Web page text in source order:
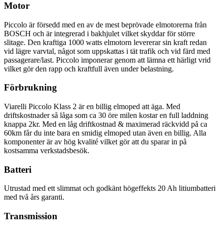
Motor
Piccolo är försedd med en av de mest beprövade elmotorerna från
BOSCH och är integrerad i bakhjulet vilket skyddar för större
slitage. Den kraftiga 1000 watts elmotorn levererar sin kraft redan
vid lägre varvtal, något som uppskattas i tät trafik och vid färd med
passagerare/last. Piccolo imponerar genom att lämna ett härligt vrid
vilket gör den rapp och kraftfull även under belastning.
Förbrukning
Viarelli Piccolo Klass 2 är en billig elmoped att äga. Med
driftskostnader så låga som ca 30 öre milen kostar en full laddning
knappa 2kr. Med en låg driftkostnad & maximerad räckvidd på ca
60km får du inte bara en smidig elmoped utan även en billig. Alla
komponenter är av hög kvalité vilket gör att du sparar in på
kostsamma verkstadsbesök.
Batteri
Utrustad med ett slimmat och godkänt högeffekts 20 Ah litiumbatteri
med två års garanti.
Transmission